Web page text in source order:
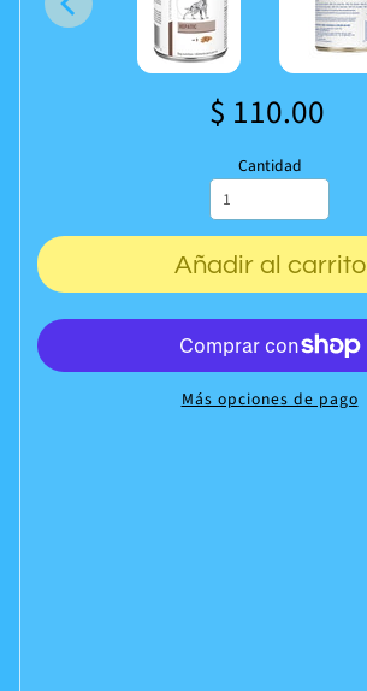
$ 110.00
Cantidad
Añadir al carrito
Más opciones de pago